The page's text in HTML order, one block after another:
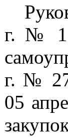
г. №
г. №
05